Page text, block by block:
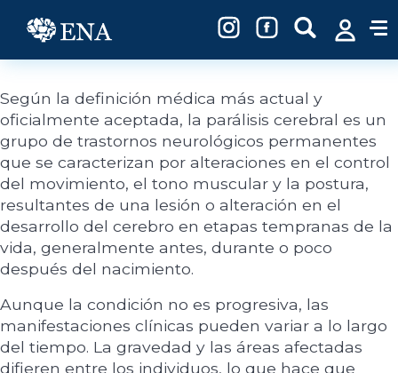
Según la definición médica más actual y
oficialmente aceptada, la parálisis cerebral es un
grupo de trastornos neurológicos permanentes
que se caracterizan por alteraciones en el control
del movimiento, el tono muscular y la postura,
resultantes de una lesión o alteración en el
desarrollo del cerebro en etapas tempranas de la
vida, generalmente antes, durante o poco
después del nacimiento.
Aunque la condición no es progresiva, las
manifestaciones clínicas pueden variar a lo largo
del tiempo. La gravedad y las áreas afectadas
difieren entre los individuos, lo que hace que